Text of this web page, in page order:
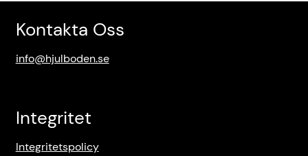
Kontakta Oss
info@hjulboden.se
Integritet
Integritetspolicy